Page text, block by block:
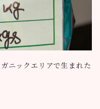
ニックエリアで生まれた